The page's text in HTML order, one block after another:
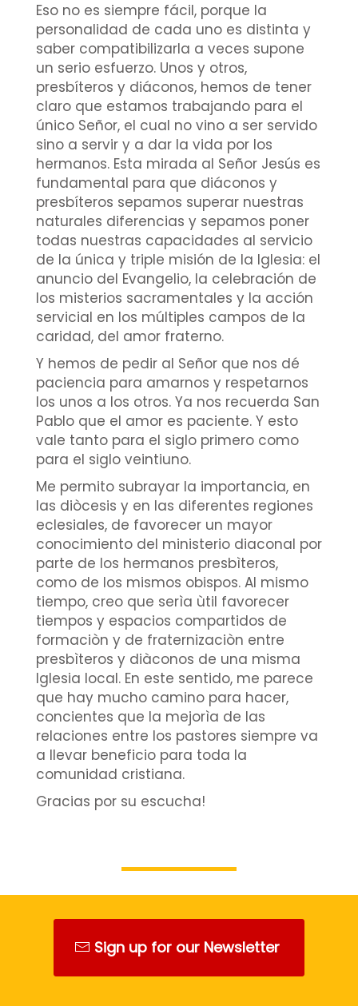
Eso no es siempre fácil, porque la
personalidad de cada uno es distinta y
saber compatibilizarla a veces supone
un serio esfuerzo. Unos y otros,
presbíteros y diáconos, hemos de tener
claro que estamos trabajando para el
único Señor, el cual no vino a ser servido
sino a servir y a dar la vida por los
hermanos. Esta mirada al Señor Jesús es
fundamental para que diáconos y
presbíteros sepamos superar nuestras
naturales diferencias y sepamos poner
todas nuestras capacidades al servicio
de la única y triple misión de la Iglesia: el
anuncio del Evangelio, la celebración de
los misterios sacramentales y la acción
servicial en los múltiples campos de la
caridad, del amor fraterno.
Y hemos de pedir al Señor que nos dé
paciencia para amarnos y respetarnos
los unos a los otros. Ya nos recuerda San
Pablo que el amor es paciente. Y esto
vale tanto para el siglo primero como
para el siglo veintiuno.
Me permito subrayar la importancia, en
las diòcesis y en las diferentes regiones
eclesiales, de favorecer un mayor
conocimiento del ministerio diaconal por
parte de los hermanos presbìteros,
como de los mismos obispos. Al mismo
tiempo, creo que serìa ùtil favorecer
tiempos y espacios compartidos de
formaciòn y de fraternizaciòn entre
presbìteros y diàconos de una misma
Iglesia local. En este sentido, me parece
que hay mucho camino para hacer,
concientes que la mejorìa de las
relaciones entre los pastores siempre va
a llevar beneficio para toda la
comunidad cristiana.
Gracias por su escucha!
Sign up for our Newsletter